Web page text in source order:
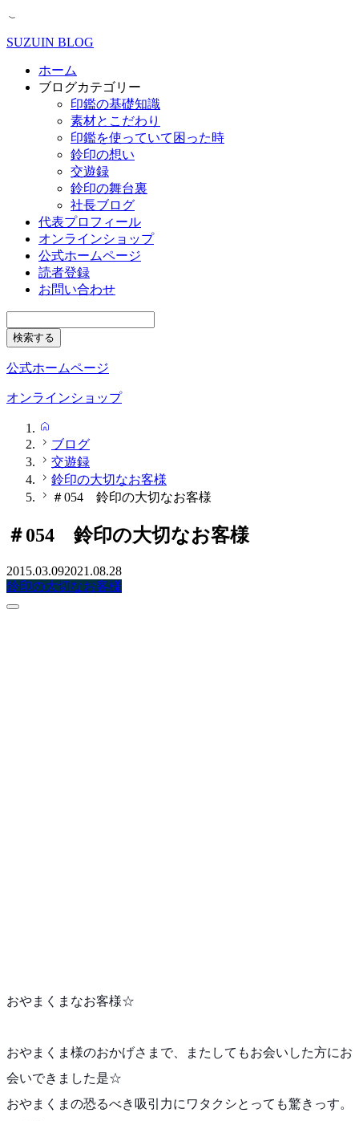
SUZUIN BLOG
ホーム
ブログカテゴリー
印鑑の基礎知識
素材とこだわり
印鑑を使っていて困った時
鈴印の想い
交遊録
鈴印の舞台裏
社長ブログ
代表プロフィール
オンラインショップ
公式ホームページ
読者登録
お問い合わせ
公式ホームページ
オンラインショップ
ブログ
交遊録
鈴印の大切なお客様
＃054 鈴印の大切なお客様
＃054 鈴印の大切なお客様
2015.03.092021.08.28
鈴印の大切なお客様
おやまくまなお客様☆
おやまくま様のおかげさまで、またしてもお会いした方にお
会いできました是☆
おやまくまの恐るべき吸引力にワタクシとっても驚きっす。